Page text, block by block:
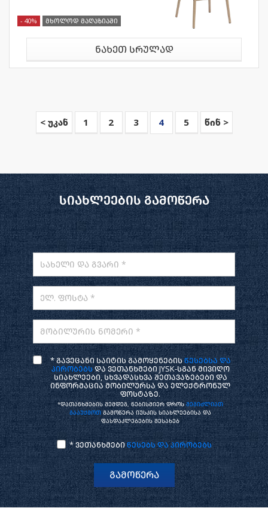
- 40% მხოლოდ მაღაზიაში
ნახეთ სრულად
< უკან 1 2 3 4 5 წინ >
სიახლეების გამოწერა
სახელი და გვარი *
ელ. ფოსტა *
მობილურის ნომერი *
* გავეცანი საიტის გამოყენებისწესებსა და
პირობებსდა ვეთანხმები JYSK-სგან მივიღო
სიახლეები, სხვადასხვა შეთავაზებები და
ინფორმაცია მობილურსა და ელექტრონულ
ფოსტაზე.
*დათანხმების შემდეგ, ნებისმიერ დროს შეგიძლიათ
გააუქმოთგამოწერა იუსკის სიახლეებისა და
ფასდაკლებების შესახებ
* ვეთანხმები წესებს და პირობებს
გამოწერა